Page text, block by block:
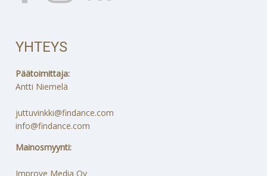
YHTEYS
Päätoimittaja:
Antti Niemelä
juttuvinkki@findance.com
info@findance.com
Mainosmyynti:
Improve Media Oy